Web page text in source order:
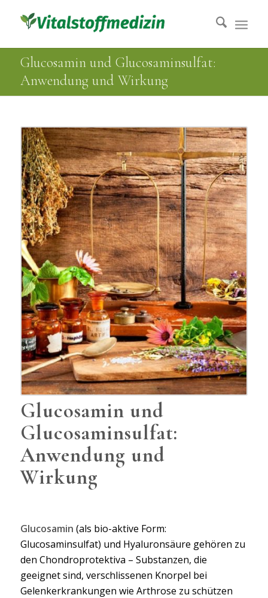
Glucosamin und Glucosaminsulfat:
Anwendung und Wirkung
Glucosamin und
Glucosaminsulfat:
Anwendung und
Wirkung
Glucosamin (als bio-aktive Form:
Glucosaminsulfat) und Hyaluronsäure gehören zu
den Chondroprotektiva – Substanzen, die
geeignet sind, verschlissenen Knorpel bei
Gelenkerkrankungen wie Arthrose zu schützen